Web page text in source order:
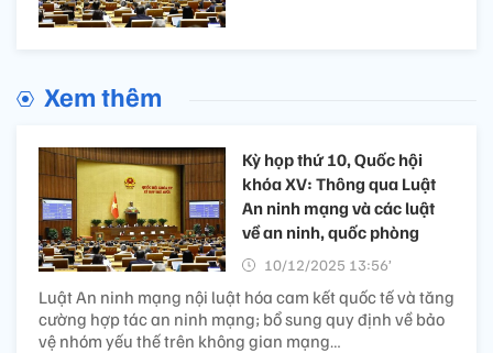
Xem thêm
Kỳ họp thứ 10, Quốc hội
khóa XV: Thông qua Luật
An ninh mạng và các luật
về an ninh, quốc phòng
10/12/2025 13:56’
Luật An ninh mạng nội luật hóa cam kết quốc tế và tăng
cường hợp tác an ninh mạng; bổ sung quy định về bảo
vệ nhóm yếu thế trên không gian mạng…